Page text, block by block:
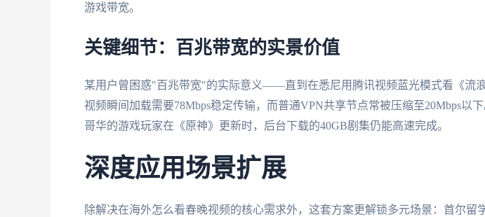
游戏带宽。
关键细节：百兆带宽的实景价值
某用户曾困惑"百兆带宽"的实际意义——直到在悉尼用腾讯视频蓝光模式看《流
视频瞬间加载需要78Mbps稳定传输，而普通VPN共享节点常被压缩至20Mbps以
哥华的游戏玩家在《原神》更新时，后台下载的40GB剧集仍能高速完成。
深度应用场景扩展
除解决在海外怎么看春晚视频的核心需求外，这套方案更解锁多元场景：首尔留